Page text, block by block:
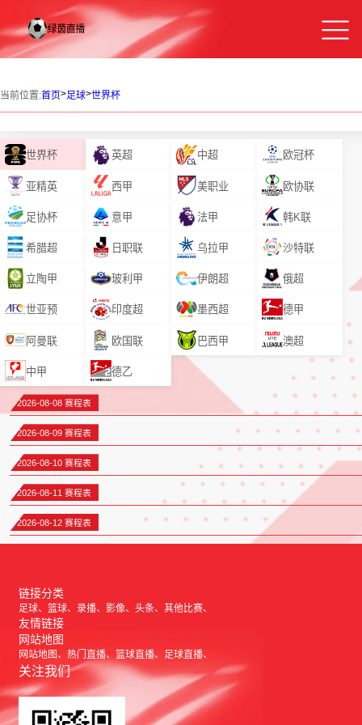
当前位置:首页>足球>世界杯
世界杯 英超 中超 欧冠杯
亚精英 西甲 美职业 欧协联
足协杯 意甲 法甲 韩K联
希腊超 日职联 乌拉甲 沙特联
立陶甲 玻利甲 伊朗超 俄超
世亚预 印度超 墨西超 德甲
阿曼联 欧国联 巴西甲 澳超
中甲 德乙
2026-08-08 赛程表
2026-08-09 赛程表
2026-08-10 赛程表
2026-08-11 赛程表
2026-08-12 赛程表
链接分类
足球 篮球 录播 影像 头条 其他比赛
友情链接
网站地图
网站地图 热门直播 篮球直播 足球直播
关注我们